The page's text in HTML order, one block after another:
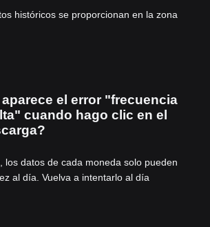
históricos se proporcionan en la zona
el error "frecuencia
cuando hago clic en el
los datos de cada moneda solo pueden
al día. Vuelva a intentarlo al día